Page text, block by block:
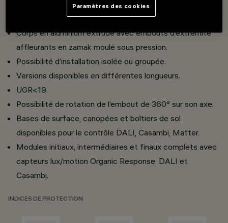
Versions down light et up/down light en ajoutant la bande
pour lumière Up.
Corps en aluminium extrudé avec embouts d’extrémité
affleurants en zamak moulé sous pression.
Possibilité d’installation isolée ou groupée.
Versions disponibles en différentes longueurs.
UGR<19.
Possibilité de rotation de l’embout de 360° sur son axe.
Bases de surface, canopées et boîtiers de sol
disponibles pour le contrôle DALI, Casambi, Matter.
Modules initiaux, intermédiaires et finaux complets avec
capteurs lux/motion Organic Response, DALI et
Casambi.
INDICES DE PROTECTION
Paramètres des cookies